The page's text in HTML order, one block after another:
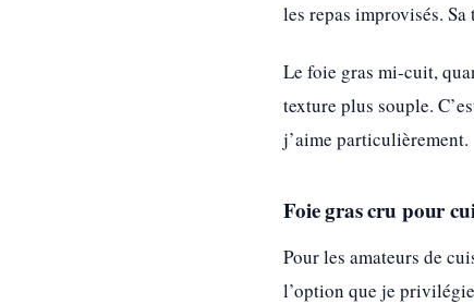
les repas improvisés.
Le foie gras mi-cuit,
texture plus souple.
j’aime particulièrement.
Foie gras cru pour
Pour les amateurs de
l’option que je